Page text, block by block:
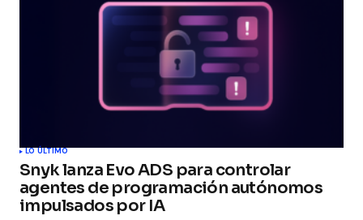
LO ÚLTIMO
Snyk lanza Evo ADS para controlar
agentes de programación autónomos
impulsados por IA